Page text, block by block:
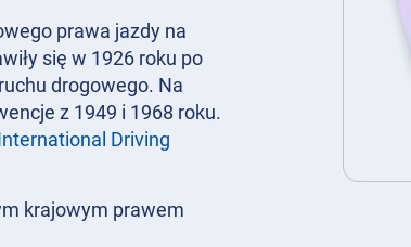
prawa jazdy na
się w 1926 roku po
drogowego. Na
z 1949 i 1968 roku.
Driving
krajowym prawem